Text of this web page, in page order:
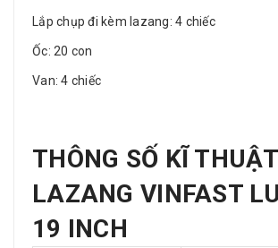
Lắp chụp đi kèm lazang: 4 chiếc
Ốc: 20 con
Van: 4 chiếc
THÔNG SỐ KĨ THUẬT
LAZANG VINFAST
19 INCH